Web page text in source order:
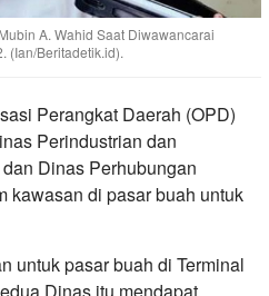
A. Wahid Saat Diwawancarai
(Ian/Beritadetik.id).
Perangkat Daerah (OPD)
Perindustrian dan
Dinas Perhubungan
kawasan di pasar buah untuk
untuk pasar buah di Terminal